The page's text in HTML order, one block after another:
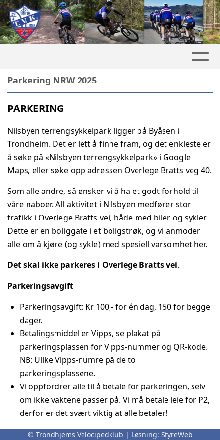
Parkering NRW 2025
PARKERING
Nilsbyen terrengsykkelpark ligger på Byåsen i
Trondheim. Det er lett å finne fram, og det enkleste er
å søke på «Nilsbyen terrengsykkelpark» i Google
Maps, eller søke opp adressen Overlege Bratts veg 40.
Som alle andre, så ønsker vi å ha et godt forhold til
våre naboer. All aktivitet i Nilsbyen medfører stor
trafikk i Overlege Bratts vei, både med biler og sykler.
Dette er en boliggate i et boligstrøk, og vi anmoder
alle om å kjøre (og sykle) med spesiell varsomhet her.
Det skal ikke parkeres i Overlege Bratts vei.
Parkeringsavgift
Parkeringsavgift: Kr 100,- for én dag, 150 for begge
dager.
Betalingsmiddel er Vipps, se plakat på
parkeringsplassen for Vipps-nummer og QR-kode.
NB: Ulike Vipps-numre på de to
parkeringsplassene.
Vi oppfordrer alle til å betale for parkeringen, selv
om ikke vaktene passer på. Vi må betale leie for P2,
derfor er det svært viktig at alle betaler!
Parkeringsplasser (ref. kart under)
© Trondhjems Velocipedklub | Løsning: StyreWeb